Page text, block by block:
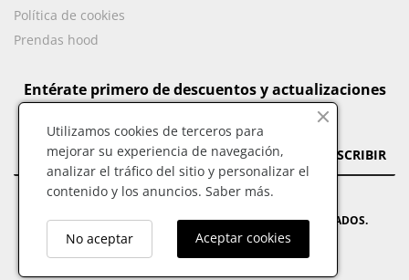
Política de cookies
Prendas hood
Entérate primero de descuentos y actualizaciones
SUSCRIBIR
© BASKET TEAM - 2023 TODOS LOS DERECHOS RESERVADOS.
Utilizamos cookies de terceros para
mejorar su experiencia de navegación,
analizar el tráfico del sitio y personalizar el
contenido y los anuncios. Saber más.
Aceptar cookies
No aceptar